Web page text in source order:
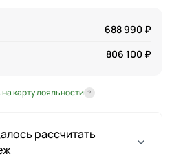
688 990 ₽
806 100 ₽
карту лояльности ?
рассчитать